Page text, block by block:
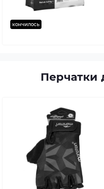
кончилось
Перчатки